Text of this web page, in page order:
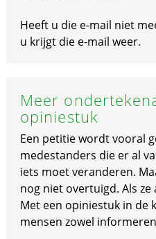
Heeft u die e-mail niet
u krijgt die e-mail weer.
Meer
opiniestuk
Een petitie wordt vooral
medestanders die er al
iets moet veranderen.
nog niet overtuigd. Als
Met een opiniestuk in de
mensen zowel